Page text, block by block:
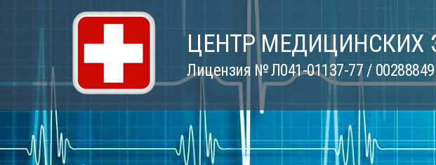
ЦЕНТР МЕДИЦИНСКИХ
Лицензия № Л041-01137-77 / 00288849